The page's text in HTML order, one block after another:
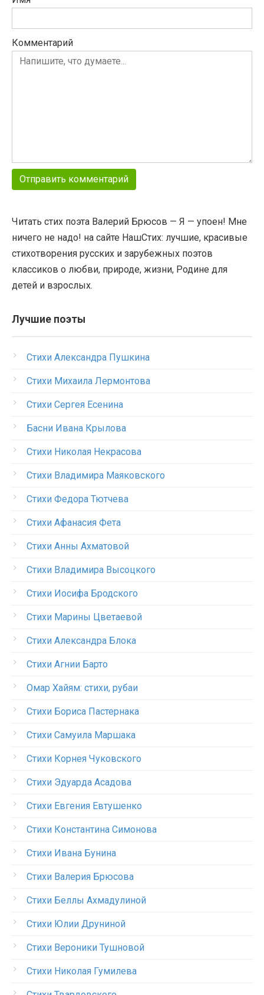
Комментарий
Читать стих поэта Валерий Брюсов — Я — упоен! Мне
ничего не надо! на сайте НашСтих: лучшие, красивые
стихотворения русских и зарубежных поэтов
классиков о любви, природе, жизни, Родине для
детей и взрослых.
Лучшие поэты
Стихи Александра Пушкина
Стихи Михаила Лермонтова
Стихи Сергея Есенина
Басни Ивана Крылова
Стихи Николая Некрасова
Стихи Владимира Маяковского
Стихи Федора Тютчева
Стихи Афанасия Фета
Стихи Анны Ахматовой
Стихи Владимира Высоцкого
Стихи Иосифа Бродского
Стихи Марины Цветаевой
Стихи Александра Блока
Стихи Агнии Барто
Омар Хайям: стихи, рубаи
Стихи Бориса Пастернака
Стихи Самуила Маршака
Стихи Корнея Чуковского
Стихи Эдуарда Асадова
Стихи Евгения Евтушенко
Стихи Константина Симонова
Стихи Ивана Бунина
Стихи Валерия Брюсова
Стихи Беллы Ахмадулиной
Стихи Юлии Друниной
Стихи Вероники Тушновой
Стихи Николая Гумилева